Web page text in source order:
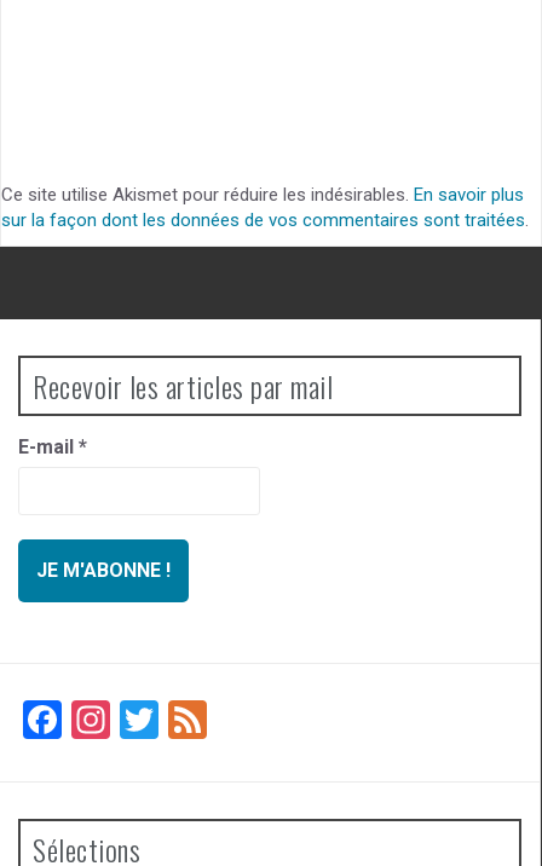
Ce site utilise Akismet pour réduire les indésirables. En savoir plus
sur la façon dont les données de vos commentaires sont traitées.
Recevoir les articles par mail
E-mail *
F
b
In
gr
T
er
Sélections